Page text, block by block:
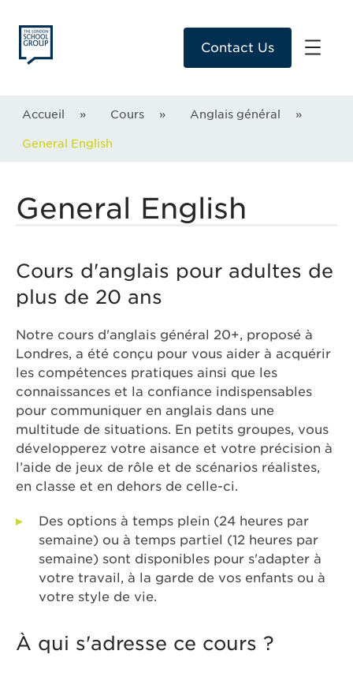
Contact Us
Accueil » Cours » Anglais général »
General English
General English
Cours d'anglais pour adultes de
plus de 20 ans
Notre cours d'anglais général 20+, proposé à
Londres, a été conçu pour vous aider à acquérir
les compétences pratiques ainsi que les
connaissances et la confiance indispensables
pour communiquer en anglais dans une
multitude de situations. En petits groupes, vous
développerez votre aisance et votre précision à
l’aide de jeux de rôle et de scénarios réalistes,
en classe et en dehors de celle-ci.
Des options à temps plein (24 heures par
semaine) ou à temps partiel (12 heures par
semaine) sont disponibles pour s'adapter à
votre travail, à la garde de vos enfants ou à
votre style de vie.
À qui s'adresse ce cours ?